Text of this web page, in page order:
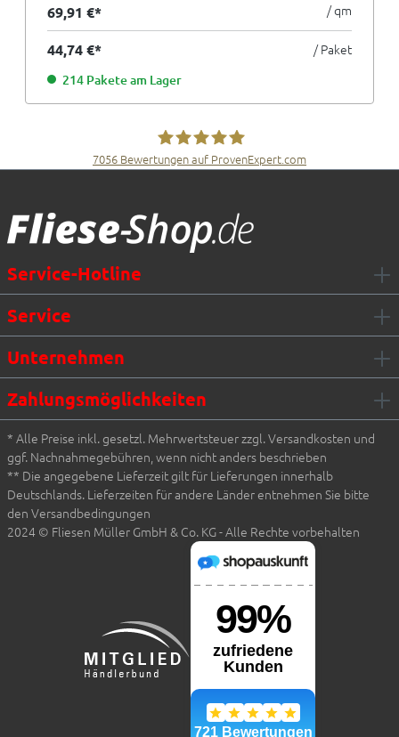
69,91 €* / qm
44,74 €* / Paket
214 Pakete am Lager
7056 Bewertungen auf ProvenExpert.com
Service-Hotline
Service
Unternehmen
Zahlungsmöglichkeiten
* Alle Preise inkl. gesetzl. Mehrwertsteuer zzgl. Versandkosten und
ggf. Nachnahmegebühren, wenn nicht anders beschrieben
** Die angegebene Lieferzeit gilt für Lieferungen innerhalb
Deutschlands. Lieferzeiten für andere Länder entnehmen Sie bitte
den Versandbedingungen
2024 © Fliesen Müller GmbH & Co. KG - Alle Rechte vorbehalten